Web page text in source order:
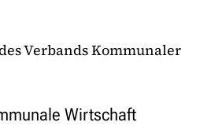
Verbands Kommunaler
Wirtschaft